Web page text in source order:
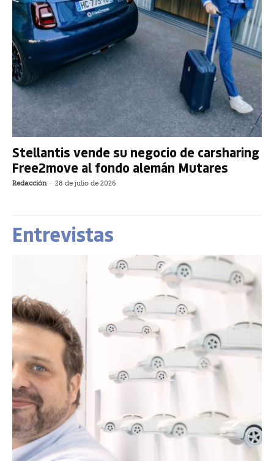
Stellantis vende su negocio de carsharing
Free2move al fondo alemán Mutares
Redacción - 28 de julio de 2026
Entrevistas